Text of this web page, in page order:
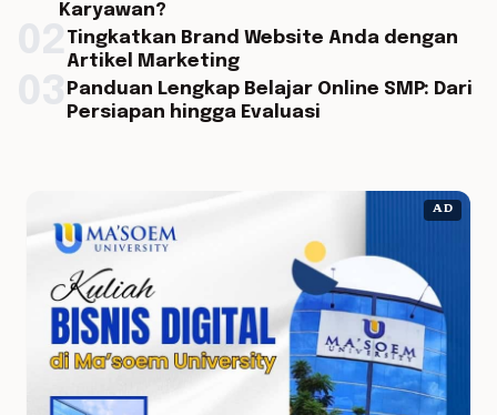
Karyawan?
Tingkatkan Brand Website Anda dengan
Artikel Marketing
Panduan Lengkap Belajar Online SMP: Dari
Persiapan hingga Evaluasi
AD